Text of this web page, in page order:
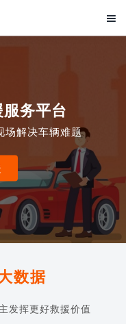

务平台
场解决车辆难题
数据
发挥更好救援价值